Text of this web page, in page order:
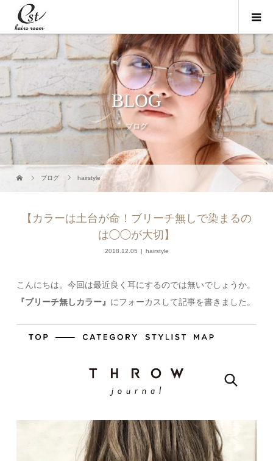
BLOG
ブログ
ブログ hairstyle
【カラーは土台が命！ブリーチ無しで染まるの
は◯◯が大切】
2018.12.05 hairstyle
こんにちは。今回は最近良く耳にするのでは無いでしょうか。
『ブリーチ無しカラー』 にフォーカスして記事を書きました。